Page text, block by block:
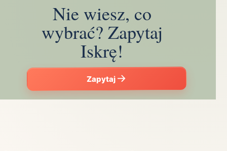
Nie wiesz, co
wybrać? Zapytaj
Iskrę!
Zapytaj